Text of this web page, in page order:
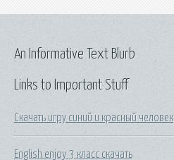
Links to Important Stuff
Скачать игру синий и красный человек
English enjoy 3 класс скачать
An Informative Text Blurb